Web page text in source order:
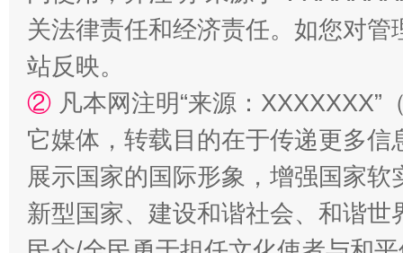
站台名比不上好声名
关法律责任和经济责任。如您对
站反映。
② 凡本网注明“来源：
它媒体，转载目的在于传递更多
展示国家的国际形象，增强国家
新型国家、建设和谐社会、和谐